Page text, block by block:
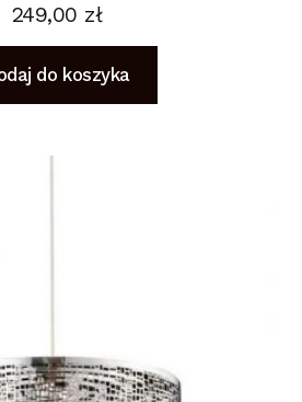
249,00 zł
do koszyka